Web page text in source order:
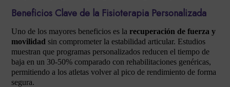
Beneficios Clave de la Fisioterapia Personalizada
Uno de los mayores beneficios es la recuperación de fuerza y
movilidad sin comprometer la estabilidad articular. Estudios
muestran que programas personalizados reducen el tiempo de
baja en un 30-50% comparado con rehabilitaciones genéricas,
permitiendo a los atletas volver al pico de rendimiento de forma
segura.